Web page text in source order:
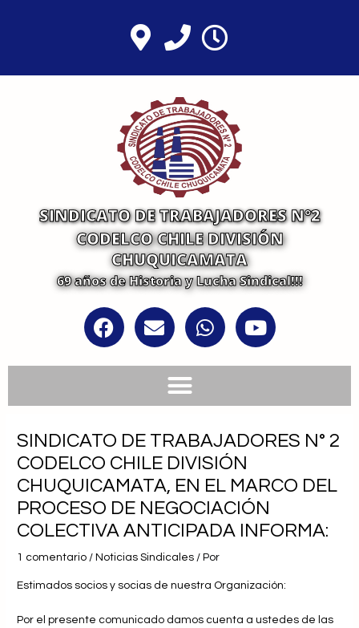
SINDICATO DE TRABAJADORES N°2
CODELCO CHILE DIVISIÓN
CHUQUICAMATA
69 años de Historia y Lucha Sindical!!!
a
c
k
n
v
e
h
a
p
o
u
SINDICATO DE TRABAJADORES N° 2
CODELCO CHILE DIVISIÓN
CHUQUICAMATA, EN EL MARCO DEL
PROCESO DE NEGOCIACIÓN
COLECTIVA ANTICIPADA INFORMA:
1 comentario / Noticias Sindicales / Por
Estimados socios y socias de nuestra Organización:
Por el presente comunicado damos cuenta a ustedes de las